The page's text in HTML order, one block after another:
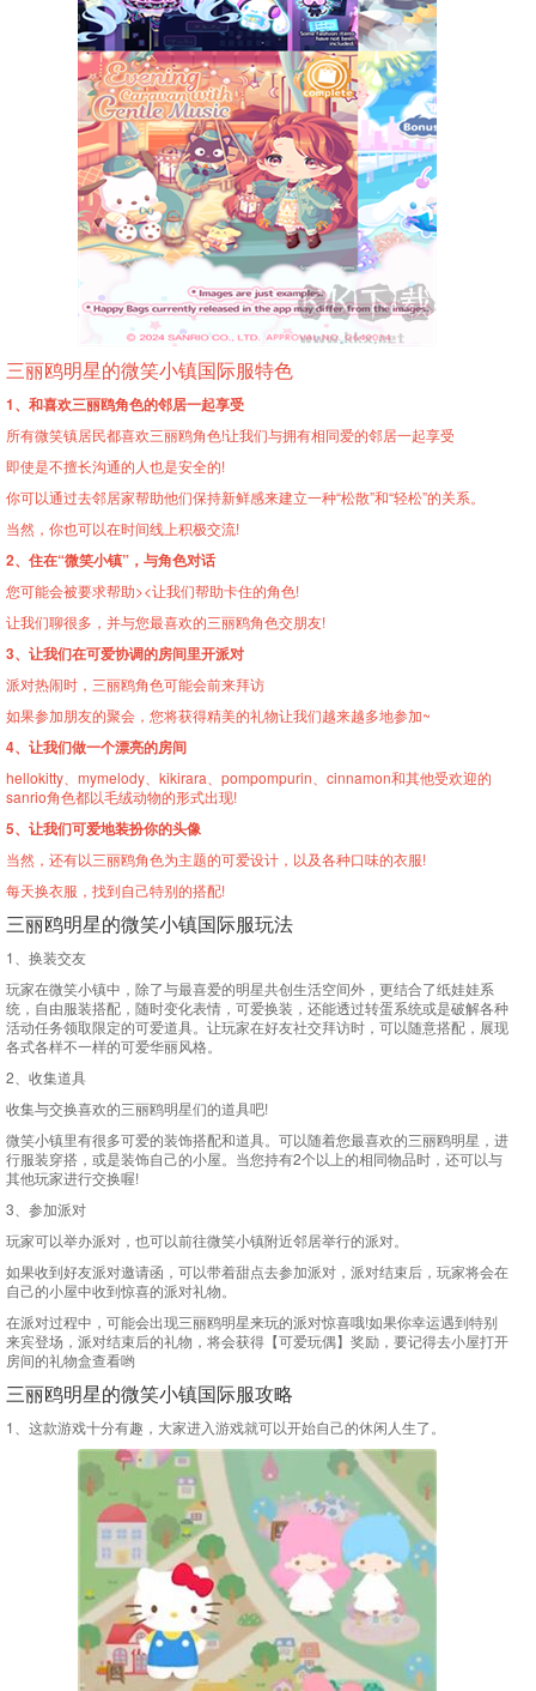
三丽鸥明星的微笑小镇国际服特色
1、和喜欢三丽鸥角色的邻居一起享受
所有微笑镇居民都喜欢三丽鸥角色!让我们与拥有相同爱的邻居一起享受
即使是不擅长沟通的人也是安全的!
你可以通过去邻居家帮助他们保持新鲜感来建立一种“松散”和“轻松”的关系。
当然，你也可以在时间线上积极交流!
2、住在“微笑小镇”，与角色对话
您可能会被要求帮助><让我们帮助卡住的角色!
让我们聊很多，并与您最喜欢的三丽鸥角色交朋友!
3、让我们在可爱协调的房间里开派对
派对热闹时，三丽鸥角色可能会前来拜访
如果参加朋友的聚会，您将获得精美的礼物让我们越来越多地参加~
4、让我们做一个漂亮的房间
hellokitty、mymelody、kikirara、pompompurin、cinnamon和其他受欢迎的
sanrio角色都以毛绒动物的形式出现!
5、让我们可爱地装扮你的头像
当然，还有以三丽鸥角色为主题的可爱设计，以及各种口味的衣服!
每天换衣服，找到自己特别的搭配!
三丽鸥明星的微笑小镇国际服玩法
1、换装交友
玩家在微笑小镇中，除了与最喜爱的明星共创生活空间外，更结合了纸娃娃系
统，自由服装搭配，随时变化表情，可爱换装，还能透过转蛋系统或是破解各种
活动任务领取限定的可爱道具。让玩家在好友社交拜访时，可以随意搭配，展现
各式各样不一样的可爱华丽风格。
2、收集道具
收集与交换喜欢的三丽鸥明星们的道具吧!
微笑小镇里有很多可爱的装饰搭配和道具。可以随着您最喜欢的三丽鸥明星，进
行服装穿搭，或是装饰自己的小屋。当您持有2个以上的相同物品时，还可以与
其他玩家进行交换喔!
3、参加派对
玩家可以举办派对，也可以前往微笑小镇附近邻居举行的派对。
如果收到好友派对邀请函，可以带着甜点去参加派对，派对结束后，玩家将会在
自己的小屋中收到惊喜的派对礼物。
在派对过程中，可能会出现三丽鸥明星来玩的派对惊喜哦!如果你幸运遇到特别
来宾登场，派对结束后的礼物，将会获得【可爱玩偶】奖励，要记得去小屋打开
房间的礼物盒查看哟
三丽鸥明星的微笑小镇国际服攻略
1、这款游戏十分有趣，大家进入游戏就可以开始自己的休闲人生了。